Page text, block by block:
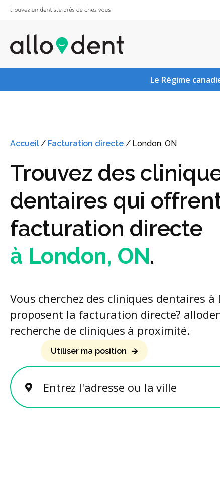
Le Régime
Accueil/ Facturation directe/ London, ON
Trouvez des
dentaires qui
facturation directe
à London, ON.
Vous cherchez des cliniques dentaires à
proposent la facturation directe?
recherche de cliniques à proximité.
Entrez l'adresse ou la ville
Utiliser ma position